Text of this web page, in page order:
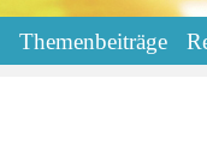
Themenbeiträge